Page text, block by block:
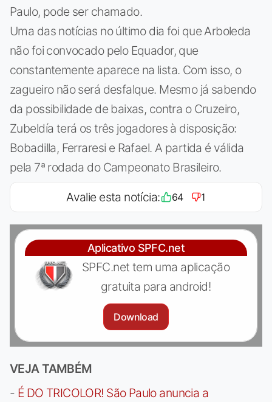
Paulo, pode ser chamado.
Uma das notícias no último dia foi que Arboleda
não foi convocado pelo Equador, que
constantemente aparece na lista. Com isso, o
zagueiro não será desfalque. Mesmo já sabendo
da possibilidade de baixas, contra o Cruzeiro,
Zubeldía terá os três jogadores à disposição:
Bobadilla, Ferraresi e Rafael. A partida é válida
pela 7ª rodada do Campeonato Brasileiro.
Avalie esta notícia: 64 1
Aplicativo SPFC.net
SPFC.net tem uma aplicação
gratuita para android!
Download
VEJA TAMBÉM
- É DO TRICOLOR! São Paulo anuncia a